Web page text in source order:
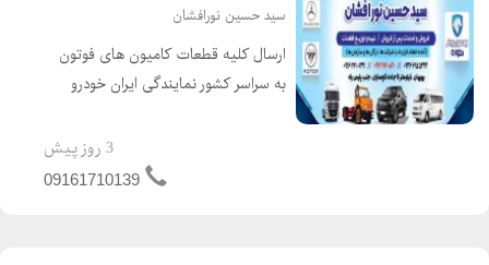
سید حسین نورافشان
ارسال کلیه قطعات کامیون های فوتون
به سراسر کشور نمایندگی ایران خودرو
جنب پلیس راه نمایندگی ایران خودرو
دیزل کد ۷۲۷ سید حسین نورافشان
3 روز پیش
09161710139